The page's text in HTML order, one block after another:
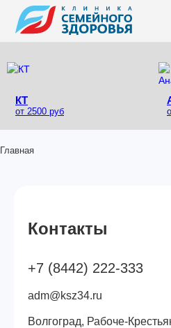
КТ
от 2500 руб
Главная
Контакты
+7 (8442) 222‑333
adm@ksz34.ru
Волгоград, Рабоче-